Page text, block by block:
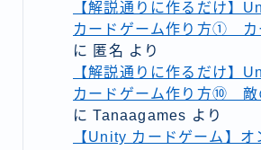
【解説通りに作るだけ】
カードゲーム作り方① カ
に 匿名 より
【解説通りに作るだけ】
カードゲーム作り方⑩ 敵
にTanaagames より
【Unity カードゲーム】